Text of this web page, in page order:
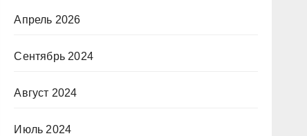
Апрель 2026
Сентябрь 2024
Август 2024
Июль 2024